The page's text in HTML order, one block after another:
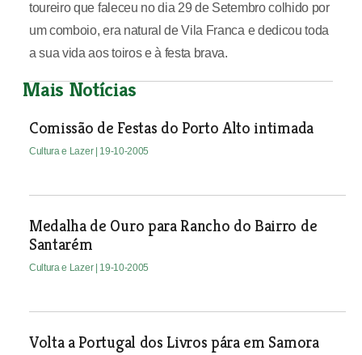
toureiro que faleceu no dia 29 de Setembro colhido por
um comboio, era natural de Vila Franca e dedicou toda
a sua vida aos toiros e à festa brava.
Mais Notícias
Comissão de Festas do Porto Alto intimada
Cultura e Lazer | 19-10-2005
Medalha de Ouro para Rancho do Bairro de
Santarém
Cultura e Lazer | 19-10-2005
Volta a Portugal dos Livros pára em Samora